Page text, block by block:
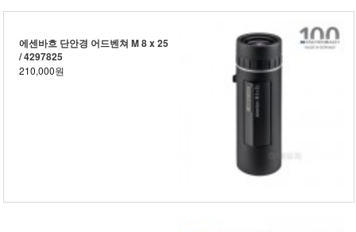
에센바흐 단안경 어드벤쳐 M 8 x 25
/ 4297825
210,000원